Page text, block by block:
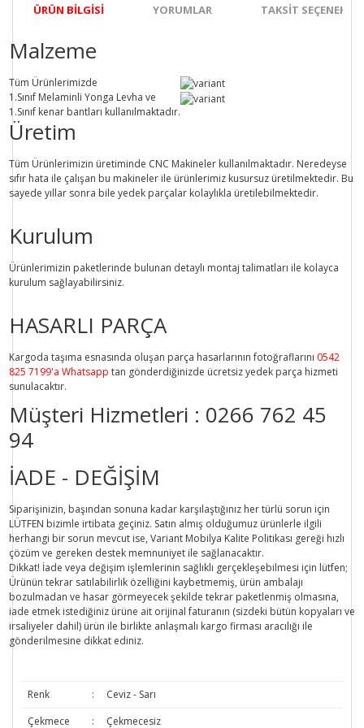
ÜRÜN BILGISI YORUMLAR TAKSIT
Malzeme
Tüm Ürünlerimizde
1.Sınıf Melaminli Yonga Levha ve
1.Sınıf kenar bantları kullanılmaktadır.
Üretim
Tüm Ürünlerimizin üretiminde CNC Makineler kullanılmaktadır. Neredeyse
sıfır hata ile çalışan bu makineler ile ürünlerimiz kusursuz üretilmektedir. Bu
sayede yıllar sonra bile yedek parçalar kolaylıkla üretilebilmektedir.
Kurulum
Ürünlerimizin paketlerinde bulunan detaylı montaj talimatları ile kolayca
kurulum sağlayabilirsiniz.
HASARLI PARÇA
Kargoda taşıma esnasında oluşan parça hasarlarının fotoğraflarını 0542
825 7199'a Whatsapp tan gönderdiğinizde ücretsiz yedek parça hizmeti
sunulacaktır.
Müşteri Hizmetleri : 0266 762 45
94
İADE - DEĞİŞİM
Siparişinizin, başından sonuna kadar karşılaştığınız her türlü sorun için
LÜTFEN bizimle irtibata geçiniz. Satın almış olduğumuz ürünlerle ilgili
herhangi bir sorun mevcut ise, Variant Mobilya Kalite Politikası gereği hızlı
çözüm ve gereken destek memnuniyet ile sağlanacaktır.
Dikkat! İade veya değişim işlemlerinin sağlıklı gerçekleşebilmesi için lütfen;
Ürünün tekrar satılabilirlik özelliğini kaybetmemiş, ürün ambalajı
bozulmadan ve hasar görmeyecek şekilde tekrar paketlenmiş olmasına,
iade etmek istediğiniz ürüne ait orijinal faturanın (sizdeki bütün kopyaları ve
irsaliyeler dahil) ürün ile birlikte anlaşmalı kargo firması aracılığı ile
gönderilmesine dikkat ediniz.
Renk :
Ceviz - Sarı
Çekmece
: Çekmecesiz